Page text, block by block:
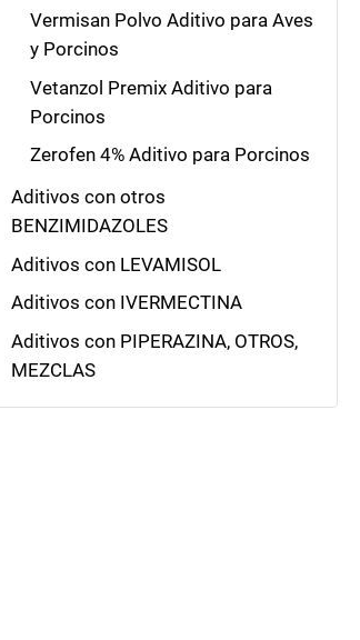
Vermisan Polvo Aditivo para Aves
y Porcinos
Vetanzol Premix Aditivo para
Porcinos
Zerofen 4% Aditivo para Porcinos
Aditivos con otros
BENZIMIDAZOLES
Aditivos con LEVAMISOL
Aditivos con IVERMECTINA
Aditivos con PIPERAZINA, OTROS,
MEZCLAS